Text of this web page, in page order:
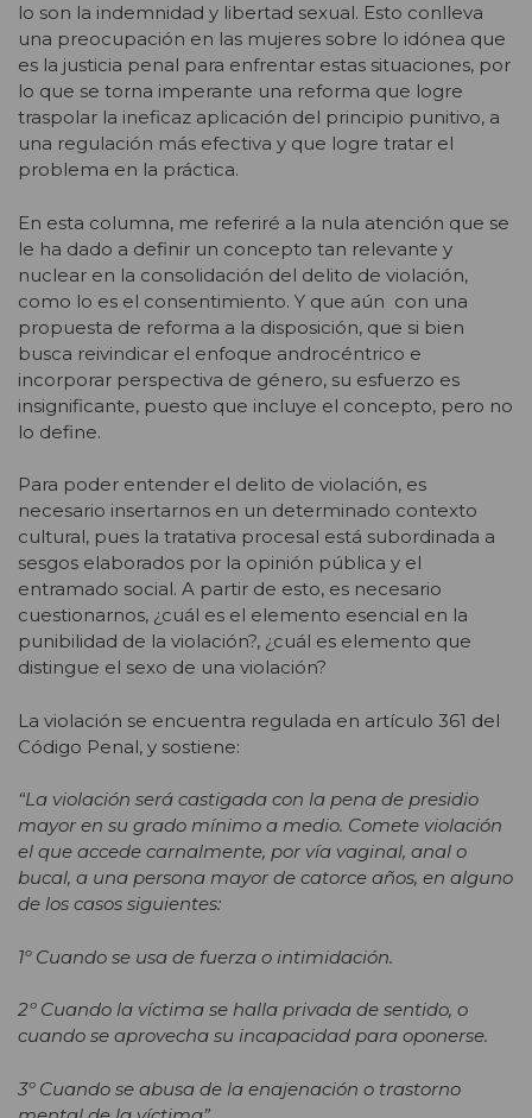
lo son la indemnidad y libertad sexual. Esto conlleva
una preocupación en las mujeres sobre lo idónea que
es la justicia penal para enfrentar estas situaciones, por
lo que se torna imperante una reforma que logre
traspolar la ineficaz aplicación del principio punitivo, a
una regulación más efectiva y que logre tratar el
problema en la práctica.
En esta columna, me referiré a la nula atención que se
le ha dado a definir un concepto tan relevante y
nuclear en la consolidación del delito de violación,
como lo es el consentimiento. Y que aún con una
propuesta de reforma a la disposición, que si bien
busca reivindicar el enfoque androcéntrico e
incorporar perspectiva de género, su esfuerzo es
insignificante, puesto que incluye el concepto, pero no
lo define.
Para poder entender el delito de violación, es
necesario insertarnos en un determinado contexto
cultural, pues la tratativa procesal está subordinada a
sesgos elaborados por la opinión pública y el
entramado social. A partir de esto, es necesario
cuestionarnos, ¿cuál es el elemento esencial en la
punibilidad de la violación?, ¿cuál es elemento que
distingue el sexo de una violación?
La violación se encuentra regulada en artículo 361 del
Código Penal, y sostiene:
“La violación será castigada con la pena de presidio
mayor en su grado mínimo a medio. Comete violación
el que accede carnalmente, por vía vaginal, anal o
bucal, a una persona mayor de catorce años, en alguno
de los casos siguientes:
1º Cuando se usa de fuerza o intimidación.
2º Cuando la víctima se halla privada de sentido, o
cuando se aprovecha su incapacidad para oponerse.
3º Cuando se abusa de la enajenación o trastorno